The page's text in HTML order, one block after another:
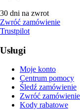
30 dni na zwrot
Zwróć zamówienie
Trustpilot
Usługi
Moje konto
Centrum pomocy
Śledź zamówienie
Zwróć zamówienie
Kody rabatowe